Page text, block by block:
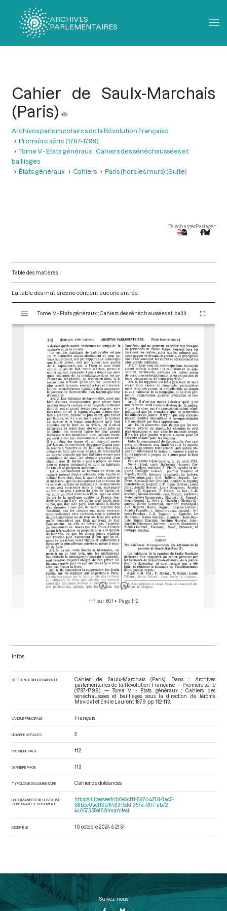
ARCHIVES
PARLEMENTAIRES
Cahier de Saulx-Marchais
(Paris)
Archives parlementaires de la Révolution Française
Première série (1787-1799)
Tome V - Etats généraux ; Cahiers des sénéchaussées et
bailliages
États généraux
Cahiers Paris (hors les murs) (Suite)
TéléchargerPartager
Table des matières
La table des matières ne contient aucune entrée.
s
117 sur 801 • Page 112
Infos
RÉFÉRENCE BIBLIOGRAPHIQUE
Cahier de Saulx-Marchais (Paris). Dans : Archives
parlementaires de la Révolution Française — Première série
(1787-1799) — Tome V - Etats généraux ; Cahiers des
sénéchaussées et bailliages, sous la direction de Jérôme
Mavidal et Emile Laurent. 1879. pp. 112-113.
LANGUE PRINCIPALE Français
NOMBRE DE PAGES 2
PREMIÈRE PAGE 112
DERNIÈRE PAGE 113
TYPOLOGIE DOCUMENTAIRE Cahier de doléances
URI DU MANIFEST IIIF DU VOLUME
CONTENANT LE DOCUMENT
https://iiif.persee.fr/b0e2cf11-597c-427d-8ac7-
68bcc0acf13b/846315dd-357a-4817-ab72-
4c057355ef69/manifest
MODIFIÉ LE 10 octobre 2024 à 21:51
Suivez-nous